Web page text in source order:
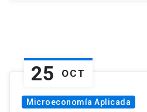
25 OCT
Microeconomía Aplicada